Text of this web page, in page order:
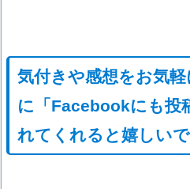
気付きや感想をお気
に「Facebookにも投
れてくれると嬉しい